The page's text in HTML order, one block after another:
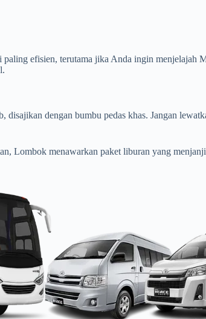
paling efisien, terutama jika Anda ingin
disajikan dengan bumbu pedas khas. Jangan
Lombok menawarkan paket liburan yang